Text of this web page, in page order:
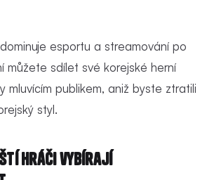
esportu a streamování po
můžete sdílet své korejské herní
mluvícím publikem, aniž byste ztratili
styl.
hráči vybírají